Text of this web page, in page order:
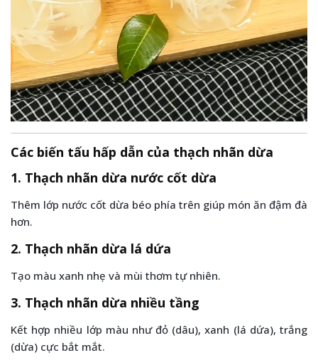
Các biến tấu hấp dẫn của thạch nhãn dừa
1. Thạch nhãn dừa nước cốt dừa
Thêm lớp nước cốt dừa béo phía trên giúp món ăn đậm đà
hơn.
2. Thạch nhãn dừa lá dứa
Tạo màu xanh nhẹ và mùi thơm tự nhiên.
3. Thạch nhãn dừa nhiều tầng
Kết hợp nhiều lớp màu như đỏ (dâu), xanh (lá dứa), trắng
(dừa) cực bắt mắt.